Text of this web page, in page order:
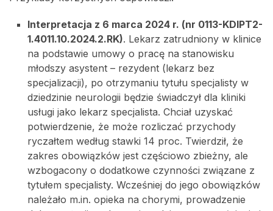
Interpretacja z 6 marca 2024 r. (nr 0113-KDIPT2-
1.4011.10.2024.2.RK). Lekarz zatrudniony w klinice
na podstawie umowy o pracę na stanowisku
młodszy asystent – rezydent (lekarz bez
specjalizacji), po otrzymaniu tytułu specjalisty w
dziedzinie neurologii będzie świadczył dla kliniki
usługi jako lekarz specjalista. Chciał uzyskać
potwierdzenie, że może rozliczać przychody
ryczałtem według stawki 14 proc. Twierdził, że
zakres obowiązków jest częściowo zbieżny, ale
wzbogacony o dodatkowe czynności związane z
tytułem specjalisty. Wcześniej do jego obowiązków
należało m.in. opieka na chorymi, prowadzenie